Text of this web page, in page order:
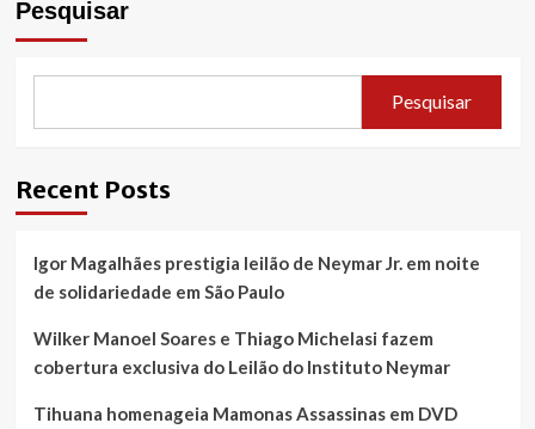
Pesquisar
Pesquisar
Recent Posts
Igor Magalhães prestigia leilão de Neymar Jr. em noite
de solidariedade em São Paulo
Wilker Manoel Soares e Thiago Michelasi fazem
cobertura exclusiva do Leilão do Instituto Neymar
Tihuana homenageia Mamonas Assassinas em DVD